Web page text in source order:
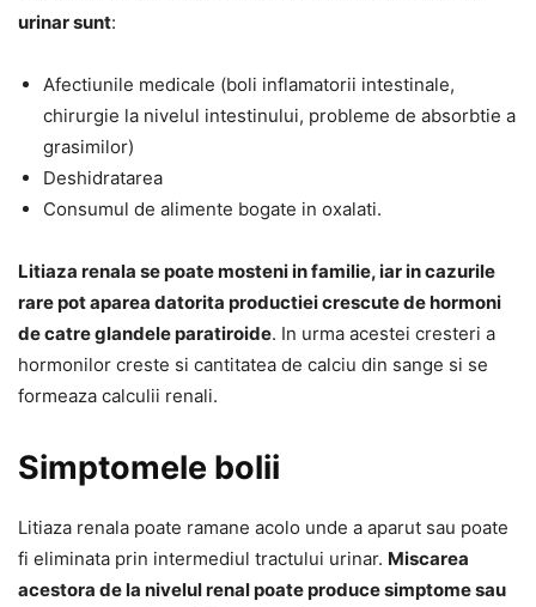
urinar sunt:
Afectiunile medicale (boli inflamatorii intestinale,
chirurgie la nivelul intestinului, probleme de absorbtie a
grasimilor)
Deshidratarea
Consumul de alimente bogate in oxalati.
Litiaza renala se poate mosteni in familie, iar in cazurile
rare pot aparea datorita productiei crescute de hormoni
de catre glandele paratiroide. In urma acestei cresteri a
hormonilor creste si cantitatea de calciu din sange si se
formeaza calculii renali.
Simptomele bolii
Litiaza renala poate ramane acolo unde a aparut sau poate
fi eliminata prin intermediul tractului urinar. Miscarea
acestora de la nivelul renal poate produce simptome sau